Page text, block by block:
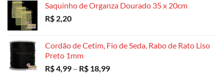
preço:
Saquinho de Organza Dourado 35 x 20cm
R$ 2,20
Cordão de Cetim, Fio de Seda, Rabo de Rato Liso
Preto 1mm
R$4,99 – R$ 18,99Faixa